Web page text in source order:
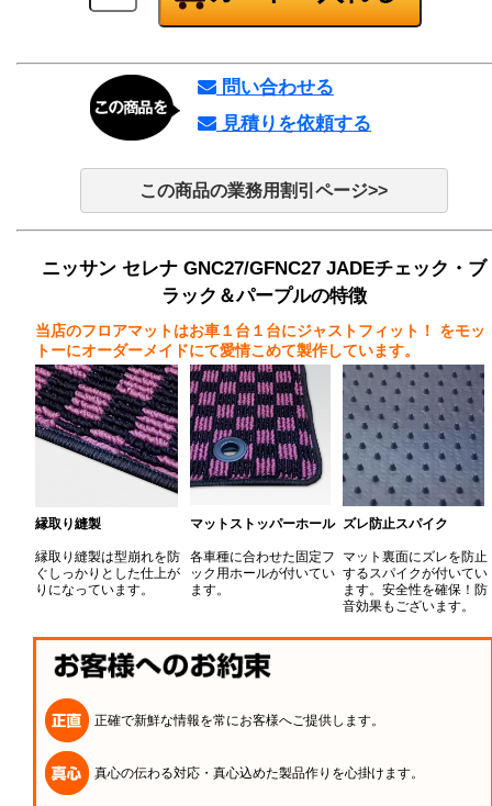
問い合わせる
見積りを依頼する
この商品の業務用割引ページ>>
ニッサン セレナ GNC27/GFNC27 JADEチェック・ブ
ラック＆パープルの特徴
当店のフロアマットはお車１台１台にジャストフィット！
をモッ
トーにオーダーメイドにて愛情こめて製作しています。
縁取り縫製
縁取り縫製は型崩れを防
ぐしっかりとした仕上が
りになっています。
マットストッパーホール
各車種に合わせた固定フ
ック用ホールが付いてい
ます。
ズレ防止スパイク
マット裏面にズレを防止
するスパイクが付いてい
ます。安全性を確保！防
音効果もございます。
正確で新鮮な情報を常にお客様へご提供します。
真心の伝わる対応・真心込めた製品作りを心掛けます。